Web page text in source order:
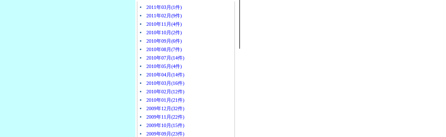
2011年03月(1件)
2011年02月(9件)
2010年11月(4件)
2010年10月(2件)
2010年09月(6件)
2010年08月(7件)
2010年07月(14件)
2010年05月(4件)
2010年04月(14件)
2010年03月(16件)
2010年02月(12件)
2010年01月(21件)
2009年12月(32件)
2009年11月(22件)
2009年10月(15件)
2009年09月(23件)